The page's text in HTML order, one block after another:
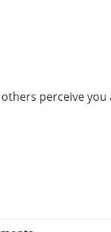
perceive